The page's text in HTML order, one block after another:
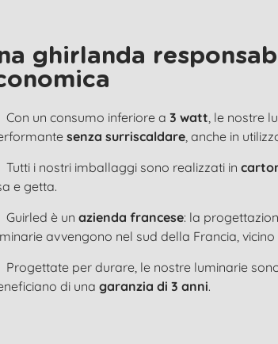
ghirlanda
Con un consumo inferiore a 3 watt, le nostre
senza surriscaldare, anche in
Tutti i nostri imballaggi sono realizzati in
e getta.
Guirled è un azienda francese: la
avvengono nel sud della Francia, vicino
Progettate per durare, le nostre luminarie
di una garanzia di 3 anni.